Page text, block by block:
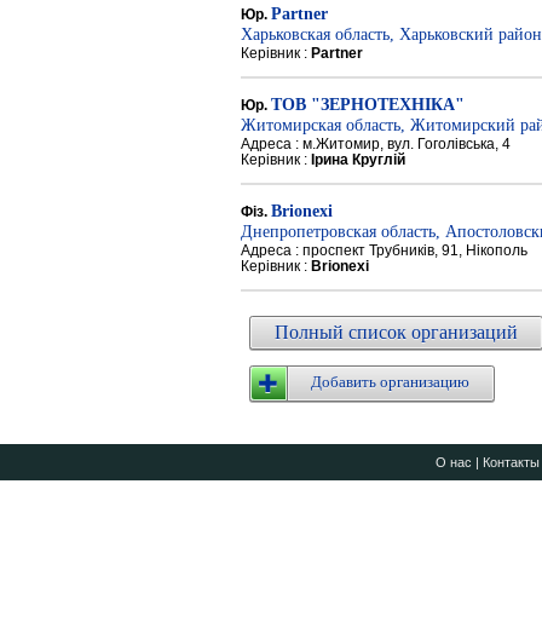
Юр. Partner
Харьковская область, Харьковский район
Керівник : Partner
Юр. ТОВ "ЗЕРНОТЕХНІКА"
Житомирская область, Житомирский
Адреса : м.Житомир, вул. Гоголівська, 4
Керівник : Ірина Круглій
Фіз. Brionexi
Днепропетровская область,
Адреса : проспект Трубників, 91, Нікополь
Керівник : Brionexi
Полный список организаций
Добавить организацию
О нас | Контакты